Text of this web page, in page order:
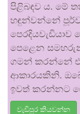
පිළිබඳව ය. මේ
හඳුන්වන්නේ පූර්ව
පෙරදියවැඩියාව
පෙළෙන සමහරුන්
ගමන් කරන්නේ
ආකාරයකිනි.
ඉවත් කරන්නට
වැඩිපුර කියවන්න